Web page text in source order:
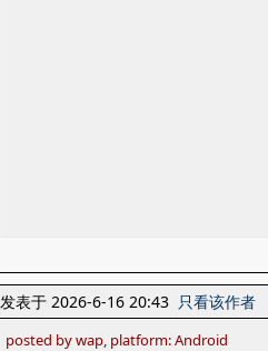
发表于 2026-6-16 20:43 只看该作者
posted by wap, platform: Android